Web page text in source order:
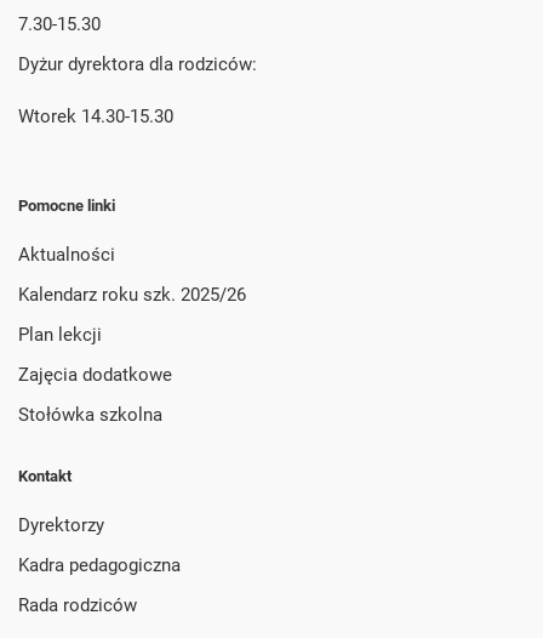
7.30-15.30
Dyżur dyrektora dla rodziców:
Wtorek 14.30-15.30
Pomocne linki
Aktualności
Kalendarz roku szk. 2025/26
Plan lekcji
Zajęcia dodatkowe
Stołówka szkolna
Kontakt
Dyrektorzy
Kadra pedagogiczna
Rada rodziców